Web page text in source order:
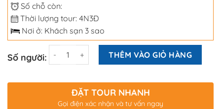
Số chỗ còn:
Thời lượng tour: 4N3Đ
Nơi ở: Khách sạn 3 sao
Số người: THÊM VÀO GIỎ HÀNG
ĐẶT TOUR NHANH
Gọi điện xác nhận và tư vấn ngay